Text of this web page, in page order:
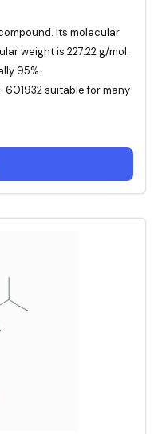
Its molecular
weight is 227.22 g/mol.
95%.
suitable for many